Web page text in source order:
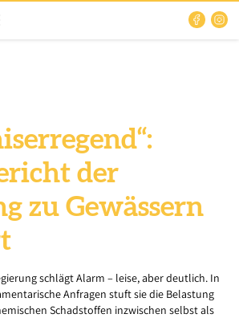
der
zu Gewässern
schlägt Alarm – leise, aber deutlich. In
Anfragen stuft sie die Belastung
Schadstoffen inzwischen selbst als